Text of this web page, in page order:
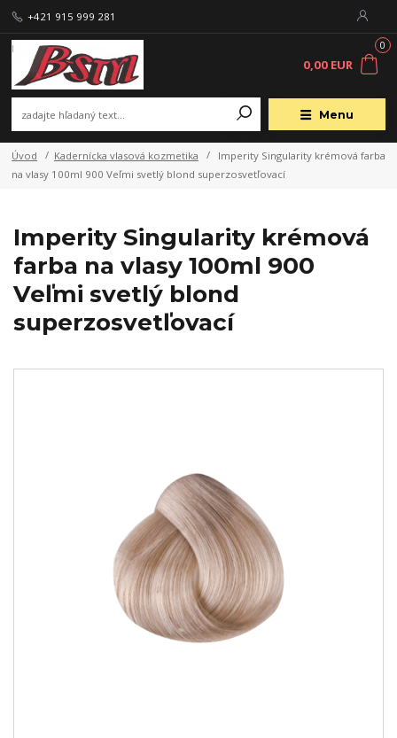
Menu
+421 915 999 281
0
0,00 EUR
Úvod Kadernícka vlasová kozmetika
Imperity Singularity krémová farba
na vlasy 100ml 900 Veľmi svetlý blond superzosvetľovací
Imperity Singularity krémová
farba na vlasy 100ml 900
Veľmi svetlý blond
superzosvetľovací